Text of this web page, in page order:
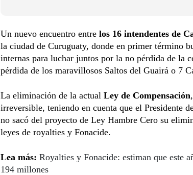
Un nuevo encuentro entre los 16 intendentes de
la ciudad de Curuguaty, donde en primer término
internas para luchar juntos por la no pérdida de la
pérdida de los maravillosos Saltos del Guairá o 7
La eliminación de la actual Ley de Compensación
irreversible, teniendo en cuenta que el Presidente
no sacó del proyecto de Ley Hambre Cero su
leyes de royalties y Fonacide.
Lea más: Royalties y Fonacide: estiman que este
194 millones